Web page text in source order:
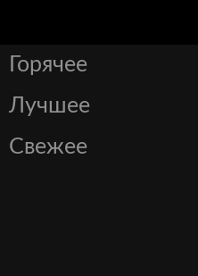
Горячее
Лучшее
Свежее